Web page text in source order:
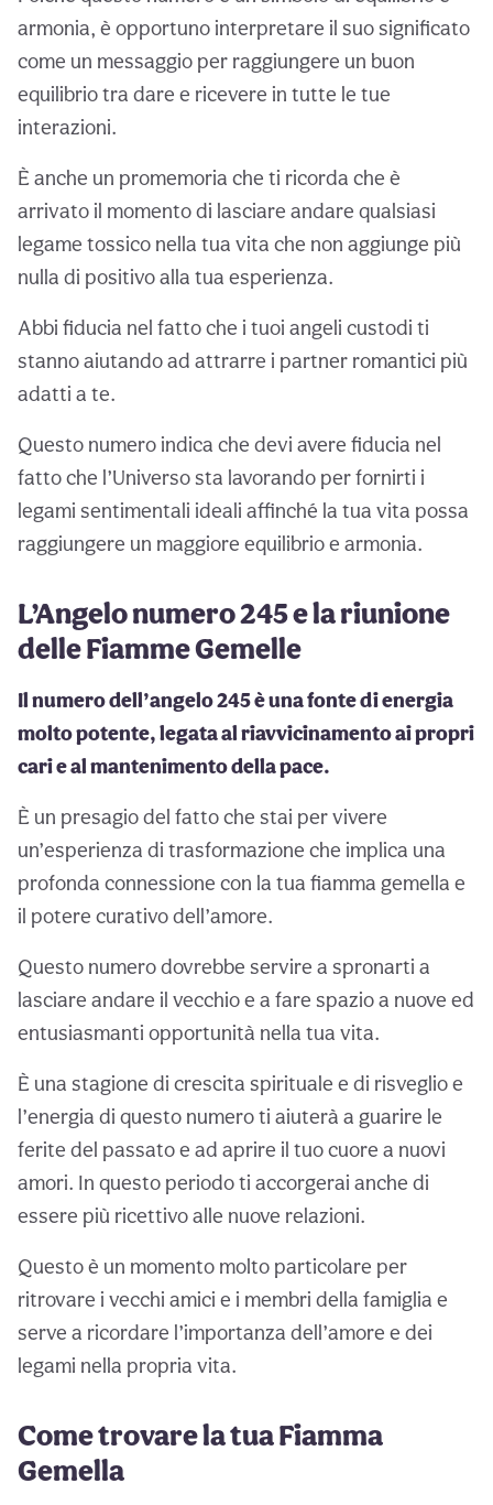
armonia, è opportuno interpretare il suo significato
come un messaggio per raggiungere un buon
equilibrio tra dare e ricevere in tutte le tue
interazioni.
È anche un promemoria che ti ricorda che è
arrivato il momento di lasciare andare qualsiasi
legame tossico nella tua vita che non aggiunge più
nulla di positivo alla tua esperienza.
Abbi fiducia nel fatto che i tuoi angeli custodi ti
stanno aiutando ad attrarre i partner romantici più
adatti a te.
Questo numero indica che devi avere fiducia nel
fatto che l’Universo sta lavorando per fornirti i
legami sentimentali ideali affinché la tua vita possa
raggiungere un maggiore equilibrio e armonia.
L’Angelo numero 245 e la riunione
delle Fiamme Gemelle
Il numero dell’angelo 245 è una fonte di energia
molto potente, legata al riavvicinamento ai propri
cari e al mantenimento della pace.
È un presagio del fatto che stai per vivere
un’esperienza di trasformazione che implica una
profonda connessione con la tua fiamma gemella e
il potere curativo dell’amore.
Questo numero dovrebbe servire a spronarti a
lasciare andare il vecchio e a fare spazio a nuove ed
entusiasmanti opportunità nella tua vita.
È una stagione di crescita spirituale e di risveglio e
l’energia di questo numero ti aiuterà a guarire le
ferite del passato e ad aprire il tuo cuore a nuovi
amori. In questo periodo ti accorgerai anche di
essere più ricettivo alle nuove relazioni.
Questo è un momento molto particolare per
ritrovare i vecchi amici e i membri della famiglia e
serve a ricordare l’importanza dell’amore e dei
legami nella propria vita.
Come trovare la tua Fiamma
Gemella